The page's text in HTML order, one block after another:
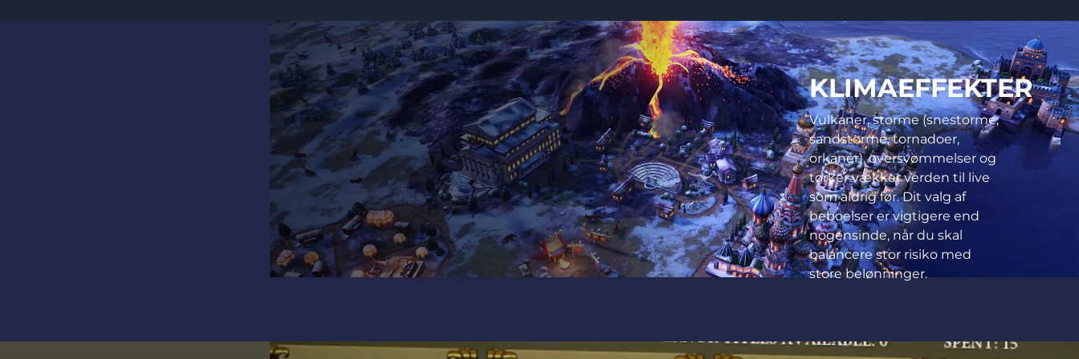
KLIMAEFFEKTER
Vulkaner, storme (snestorme,
sandstorme, tornadoer,
orkaner), oversvømmelser og
tørker vækker verden til live
som aldrig før. Dit valg af
beboelser er vigtigere end
nogensinde, når du skal
balancere stor risiko med
store belønninger.